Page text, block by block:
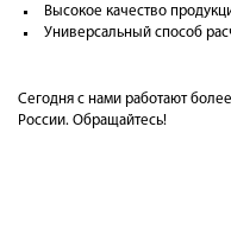
Высокое качество
Универсальный способ
Сегодня с нами работают
России. Обращайтесь!